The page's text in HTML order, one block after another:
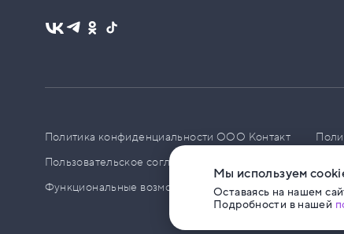
Политика конфиденциальности ООО Контакт
Пользовательское соглашение
Функциональные возможности ПО
Мы используем
Оставаясь на нашем
Подробности в нашей